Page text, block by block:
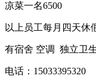
凉菜一名6500
以上员工每月四天休
有宿舍 空调 独立卫
电话：15033395320